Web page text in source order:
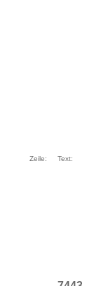
Zeile: Text: